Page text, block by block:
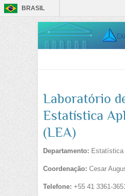
BRASIL
Laboratório
Estatística
(LEA)
Departamento: Estatística
Coordenação: Cesar
Telefone: +55 41 3361-